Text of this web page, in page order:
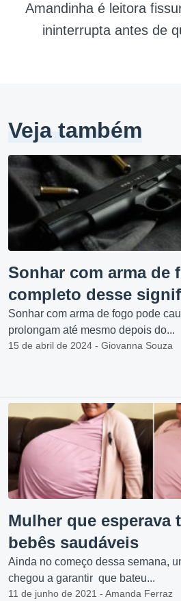
Amandinha é leitora
ininterrupta antes de
Veja também
Sonhar com arma de
completo desse
Sonhar com arma de fogo pode
prolongam até mesmo depois do...
15 de abril de 2024 - Giovanna Souza
Mulher que esperava
bebês saudáveis
Ainda no começo dessa semana,
chegou a garantir que bateu...
11 de junho de 2021 - Amanda Ferraz